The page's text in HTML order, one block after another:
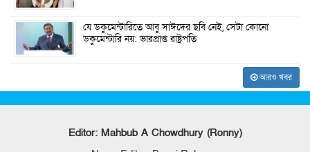
যে ডকুমেন্টারিতে আবু সাঈদের ছবি নেই, সেটা কোনো
ডকুমেন্টারি নয়: ভারপ্রাপ্ত রাষ্ট্রপতি
আরও খবর
Editor: Mahbub A Chowdhury (Ronny)